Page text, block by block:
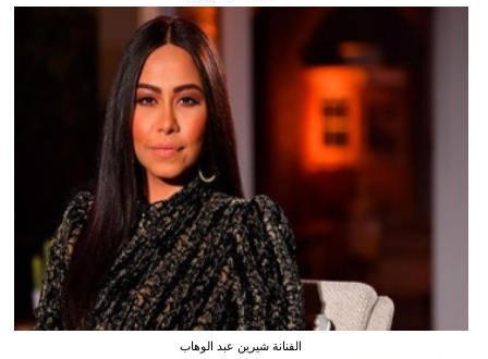
الفنانة شيرين عبد الوهاب